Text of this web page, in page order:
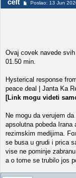
celt Poslao: 13 Jun
Ovaj covek navede
01.50 min.
Hysterical response
peace deal | Janta Ka
[Link mogu videti
Ne mogu da verujem
apsolutna pobeda
rezimskim medijima.
se busa u grudi i prica
vise ne pominje
a o tome se trubilo jos